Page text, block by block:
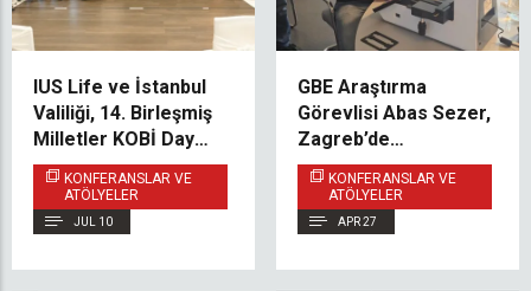
IUS Life ve İstanbul
Valiliği, 14. Birleşmiş
Milletler KOBİ Day
Konferansı 2026'ya
Katıldı
KONFERANSLAR VE
ATÖLYELER
JUL 10
GBE Araştırma
Görevlisi Abas Sezer,
Zagreb’de
Düzenlenen İleri
Hücre Görüntüleme
Çalıştayında
KONFERANSLAR VE
ATÖLYELER
APR 27